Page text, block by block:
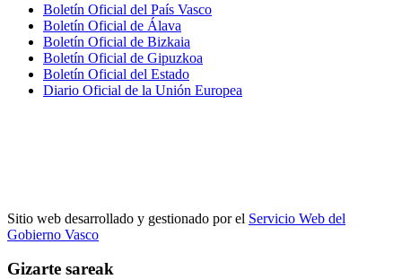
Boletín Oficial del País Vasco
Boletín Oficial de Álava
Boletín Oficial de Bizkaia
Boletín Oficial de Gipuzkoa
Boletín Oficial del Estado
Diario Oficial de la Unión Europea
Sitio web desarrollado y gestionado por el Servicio Web del
Gobierno Vasco
Gizarte sareak